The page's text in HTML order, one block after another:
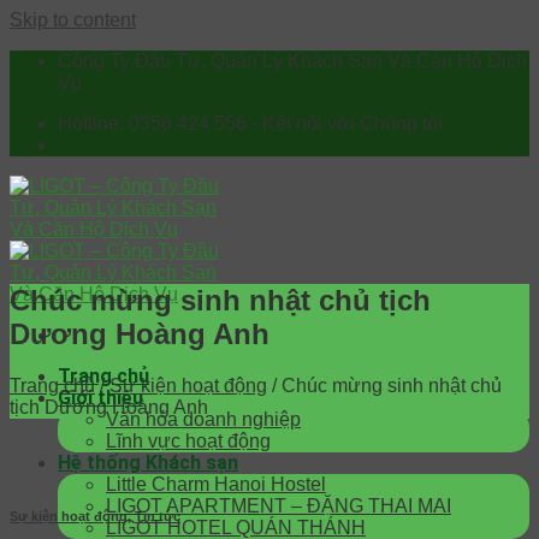
Skip to content
Công Ty Đầu Tư, Quản Lý Khách Sạn Và Căn Hộ Dịch
Vụ
Hotline: 0356 424 556 - Kết nối với Chúng tôi
Trang chủ
Giới thiệu
Văn hóa doanh nghiệp
Lĩnh vực hoạt động
Hệ thống Khách sạn
Little Charm Hanoi Hostel
LIGOT APARTMENT – ĐẶNG THAI MAI
LIGOT HOTEL QUÁN THÁNH
Chúc mừng sinh nhật chủ tịch
Dương Hoàng Anh
Trang chủ / Sự kiện hoạt động /Chúc mừng sinh nhật chủ
tịch Dương Hoàng Anh
Sự kiện hoạt động,Tin tức